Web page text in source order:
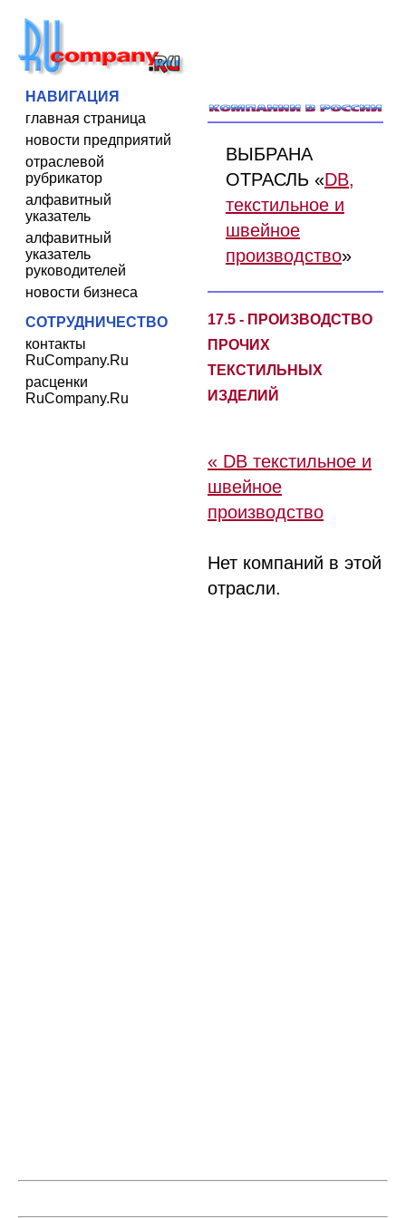
НАВИГАЦИЯ
главная страница
новости предприятий
отраслевой
рубрикатор
алфавитный
указатель
алфавитный
указатель
руководителей
новости бизнеса
СОТРУДНИЧЕСТВО
контакты
RuCompany.Ru
расценки
RuCompany.Ru
ВЫБРАНА
ОТРАСЛЬ «DB,
текстильное и
швейное
производство»
17.5 - ПРОИЗВОДСТВО
ПРОЧИХ
ТЕКСТИЛЬНЫХ
ИЗДЕЛИЙ
« DB текстильное и
швейное
производство
Нет компаний в этой
отрасли.